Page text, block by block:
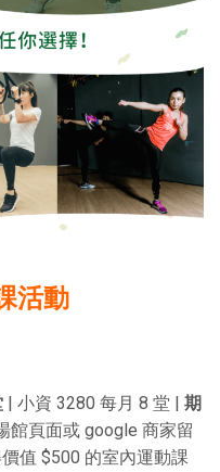
活動
| 小資 3280 每月 8 堂 | 期
館頁面或 google 商家留
值 $500 的室內運動課